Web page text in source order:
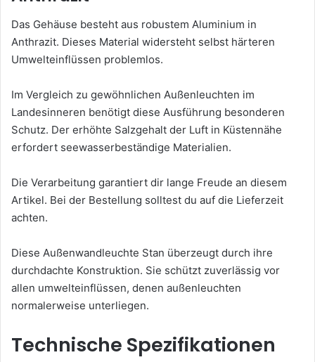
Das Gehäuse besteht aus robustem Aluminium in
Anthrazit. Dieses Material widersteht selbst härteren
Umwelteinflüssen problemlos.
Im Vergleich zu gewöhnlichen Außenleuchten im
Landesinneren benötigt diese Ausführung besonderen
Schutz. Der erhöhte Salzgehalt der Luft in Küstennähe
erfordert seewasserbeständige Materialien.
Die Verarbeitung garantiert dir lange Freude an diesem
Artikel. Bei der Bestellung solltest du auf die Lieferzeit
achten.
Diese Außenwandleuchte Stan überzeugt durch ihre
durchdachte Konstruktion. Sie schützt zuverlässig vor
allen umwelteinflüssen, denen außenleuchten
normalerweise unterliegen.
Technische Spezifikationen